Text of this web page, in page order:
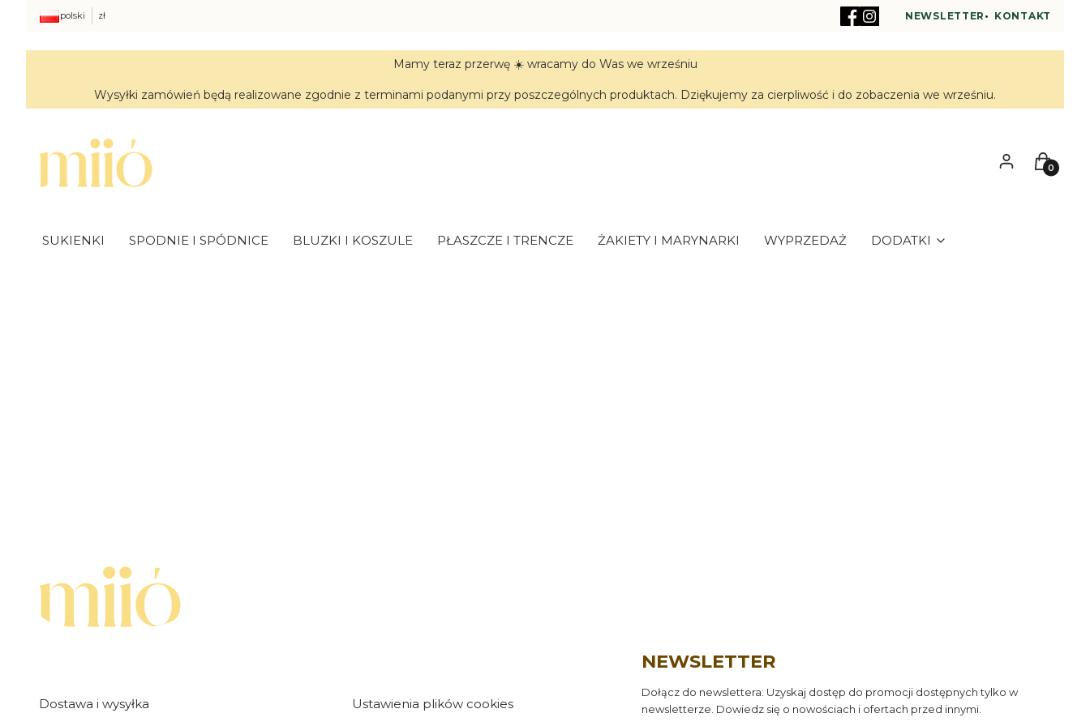
polski zł NEWSLETTER • KONTAKT
Mamy teraz przerwę ☀️ wracamy do Was we wrześniu
Wysyłki zamówień będą realizowane zgodnie z terminami podanymi przy poszczególnych produktach. Dziękujemy za cierpliwość i do zobaczenia we wrześniu.
Zaloguj sięKoszyk
SUKIENKI SPODNIE I SPÓDNICE BLUZKI I KOSZULE PŁASZCZE I TRENCZE ŻAKIETY I MARYNARKI WYPRZEDAŻ DODATKI
Linki w stopce
Dostawa i wysyłka Ustawienia plików cookies
NEWSLETTER
Dołącz do newslettera: Uzyskaj dostęp do promocji dostępnych tylko w
newsletterze. Dowiedz się o nowościach i ofertach przed innymi.